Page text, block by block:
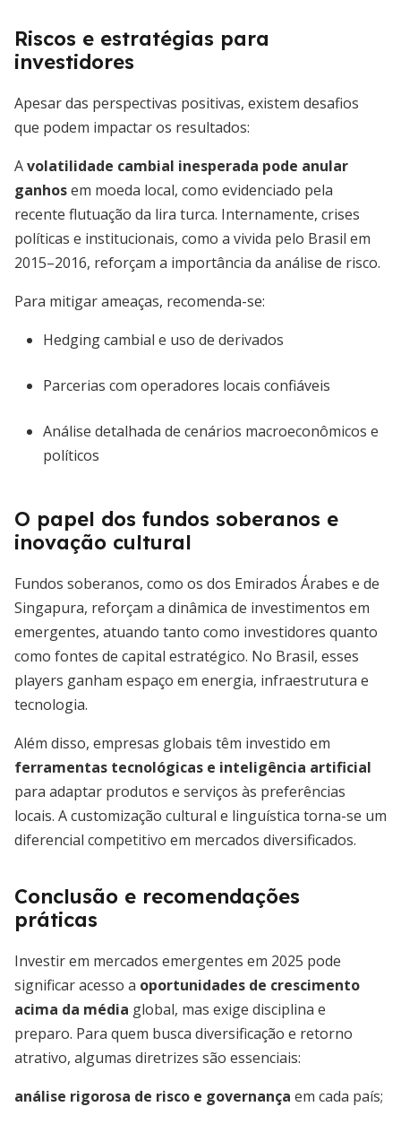
Riscos e estratégias para
investidores
Apesar das perspectivas positivas, existem desafios
que podem impactar os resultados:
Avolatilidade cambial inesperada pode anular
ganhosem moeda local, como evidenciado pela
recente flutuação da lira turca. Internamente, crises
políticas e institucionais, como a vivida pelo Brasil em
2015–2016, reforçam a importância da análise de risco.
Para mitigar ameaças, recomenda-se:
Hedging cambial e uso de derivados
Parcerias com operadores locais confiáveis
Análise detalhada de cenários macroeconômicos e
políticos
O papel dos fundos soberanos e
inovação cultural
Fundos soberanos, como os dos Emirados Árabes e de
Singapura, reforçam a dinâmica de investimentos em
emergentes, atuando tanto como investidores quanto
como fontes de capital estratégico. No Brasil, esses
players ganham espaço em energia, infraestrutura e
tecnologia.
Além disso, empresas globais têm investido em
ferramentas tecnológicas e inteligência artificial
para adaptar produtos e serviços às preferências
locais. A customização cultural e linguística torna-se um
diferencial competitivo em mercados diversificados.
Conclusão e recomendações
práticas
Investir em mercados emergentes em 2025 pode
significar acesso a oportunidades de crescimento
acima da média global, mas exige disciplina e
preparo. Para quem busca diversificação e retorno
atrativo, algumas diretrizes são essenciais:
análise rigorosa de risco e governança em cada país;